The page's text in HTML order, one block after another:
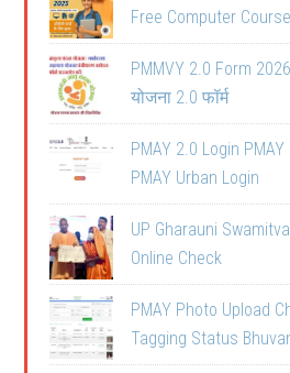
Free Computer Course
PMMVY 2.0 Form
योजना 2.0 फॉर्म
PMAY 2.0 Login
PMAY Urban Login
UP Gharauni
Online Check
PMAY Photo Upload
Tagging Status